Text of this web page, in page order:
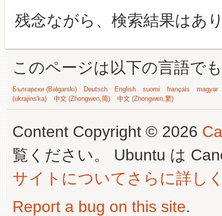
残念ながら、検索結果はあ
このページは以下の言語で
Български (Bəlgarski) Deutsch English suomi français
magyar
(ukrajins'ka)
中文 (Zhongwen,简) 中文 (Zhongwen,繁)
Content Copyright © 2026
覧ください。 Ubuntu は
サイトについてさらに詳し
Report a bug on this site.